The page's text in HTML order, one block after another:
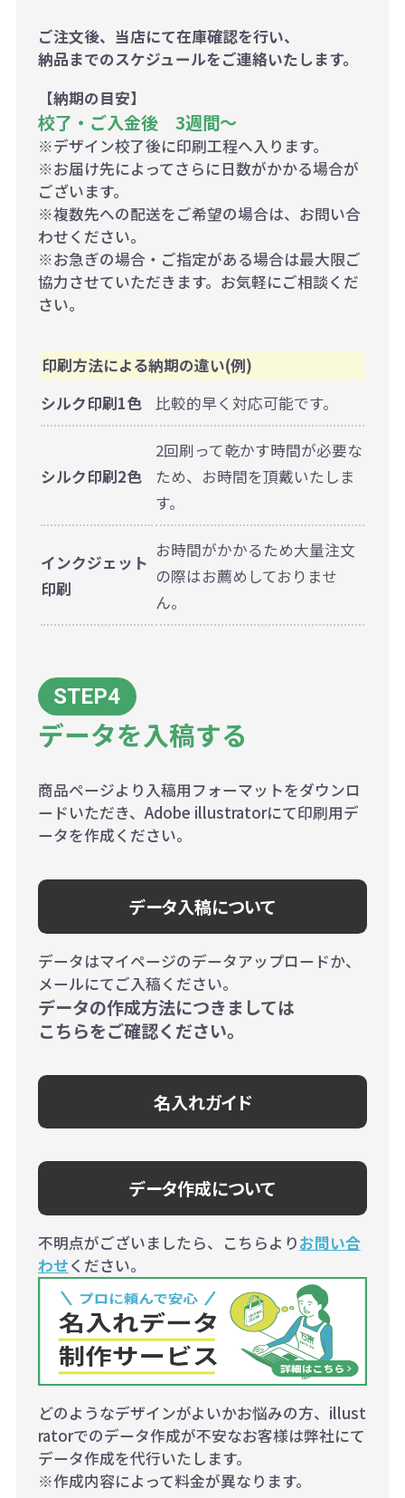
ご注文後、当店にて在庫確認を行い、
納品までのスケジュールをご連絡いたします。
【納期の目安】
校了・ご入金後 3週間～
※デザイン校了後に印刷工程へ入ります。
※お届け先によってさらに日数がかかる場合が
ございます。
※複数先への配送をご希望の場合は、お問い合
わせください。
※お急ぎの場合・ご指定がある場合は最大限ご
協力させていただきます。お気軽にご相談くだ
さい。
印刷方法による納期の違い(例)
シルク印刷1色
比較的早く対応可能です。
シルク印刷2色
2回刷って乾かす時間が必要な
ため、お時間を頂戴いたしま
す。
インクジェット
印刷
お時間がかかるため大量注文
の際はお薦めしておりませ
ん。
データを入稿する
商品ページより入稿用フォーマットをダウンロ
ードいただき、Adobe illustratorにて印刷用デ
ータを作成ください。
データ入稿について
データはマイページのデータアップロードか、
メールにてご入稿ください。
データの作成方法につきましては
こちらをご確認ください。
名入れガイド
データ作成について
不明点がございましたら、こちらよりお問い合
わせください。
どのようなデザインがよいかお悩みの方、illust
ratorでのデータ作成が不安なお客様は弊社にて
データ作成を代行いたします。
※作成内容によって料金が異なります。